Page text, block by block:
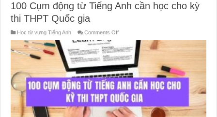
100 Cụm động từ Tiếng Anh cần học cho kỳ
thi THPT Quốc gia
Học từ vựng Tiếng Anh Comments Offon
động
từ
Tiếng
Anh
cần
học
cho
kỳ
thi
THPT
Quốc
gia